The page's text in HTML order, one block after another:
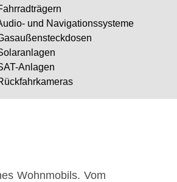
und Navigationssysteme
Anlagen
Wohnmobils. Vom